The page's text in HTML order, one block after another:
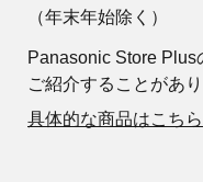
（年末年始除く）
Panasonic Store Plus
ご紹介することがあり
具体的な商品はこちら